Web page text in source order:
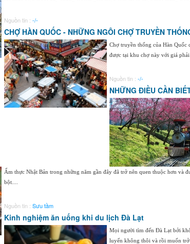
Nguồn tin : -/-
CHỢ HÀN QUỐC - NHỮNG NGÔI CHỢ TRUYỀN
Chợ truyền thống của Hàn Quốc
được tại khu chợ này với giá
Nguồn tin : -/-
NHỮNG ĐIỀU CẦN
Ẩm thực Nhật Bản trong những năm gần đây đã trở nên quen thuộc hơn và
bột....
Nguồn tin : Sưu tầm
Kinh nghiệm ăn uống khi du lịch Đà Lạt
Mọi người tìm đến Đà Lạt bởi
luyến không thôi và rồi muốn trở